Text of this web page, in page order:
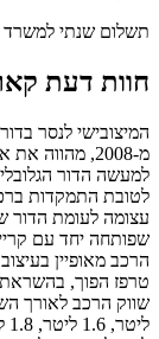
תשלום שנתי למשרד
חוות דעת
מ-2008,
לטובת התמקדות
עצומה לעומת הדור
שפותחה יחד עם
הרכב מאופיין